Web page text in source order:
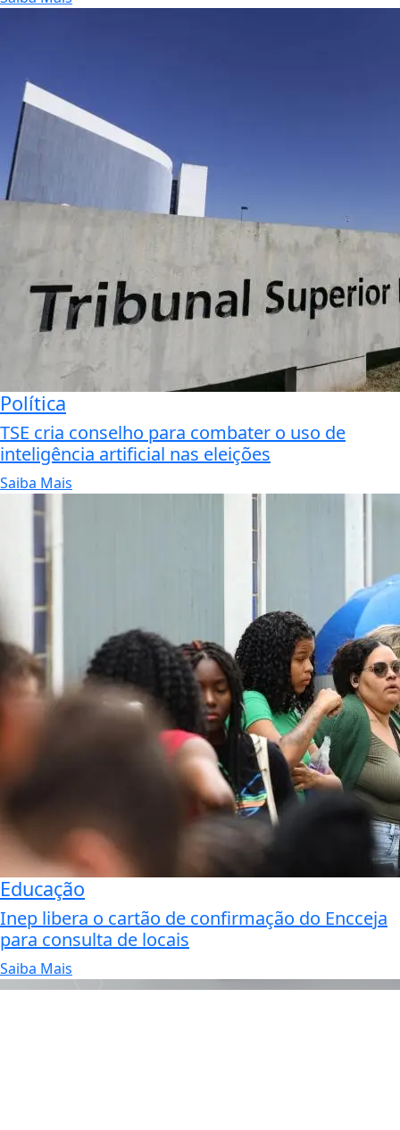
Política
TSE cria conselho para combater o uso de
inteligência artificial nas eleições
Saiba Mais
Educação
Inep libera o cartão de confirmação do Encceja
para consulta de locais
Saiba Mais